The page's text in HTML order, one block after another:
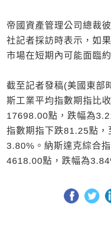
帝國資產管理公司總裁
社記者採訪時表示，如
市場在短期內可能面臨
截至記者發稿(美國東部
斯工業平均指數期指比
17698.00點，跌幅為
指數期指下跌81.25點
3.80%。納斯達克綜合
4618.00點，跌幅為